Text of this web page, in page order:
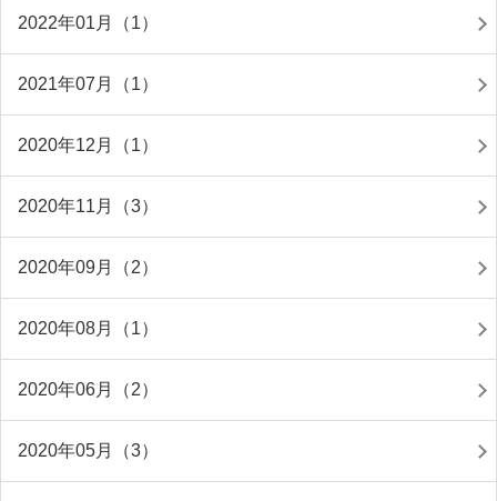
2022年01月（1）
2021年07月（1）
2020年12月（1）
2020年11月（3）
2020年09月（2）
2020年08月（1）
2020年06月（2）
2020年05月（3）